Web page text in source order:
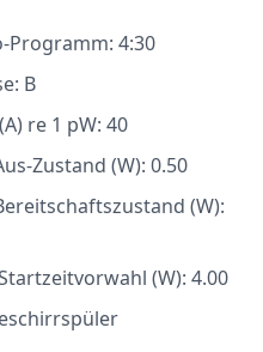
Programm: 4:30
B
re 1 pW: 40
Zustand (W): 0.50
(W):
(W): 4.00